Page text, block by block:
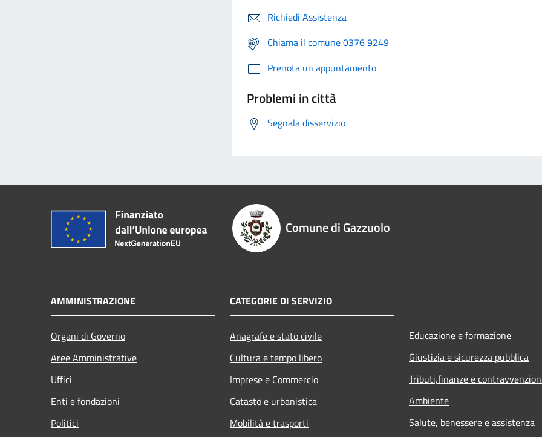
Richiedi Assistenza
Chiama il comune 0376 9249
Prenota un appuntamento
Problemi in città
Segnala disservizio
Comune di Gazzuolo
AMMINISTRAZIONE
Organi di Governo
Aree Amministrative
Uffici
Enti e fondazioni
Politici
CATEGORIE DI SERVIZIO
Anagrafe e stato civile
Cultura e tempo libero
Imprese e Commercio
Catasto e urbanistica
Mobilità e trasporti
Educazione e formazione
Giustizia e sicurezza pubblica
Tributi,finanze e
Ambiente
Salute, benessere e assistenza